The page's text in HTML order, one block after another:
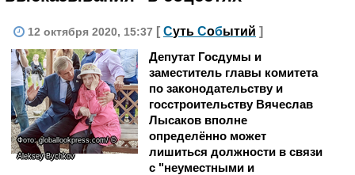
12 октября 2020, 15:37 [ Суть Событий ]
Фото: globallookpress.com/ ©
Aleksey Bychkov
Депутат Госдумы и
заместитель главы комитета
по законодательству и
госстроительству Вячеслав
Лысаков вполне
определённо может
лишиться должности в связи
с "неуместными и